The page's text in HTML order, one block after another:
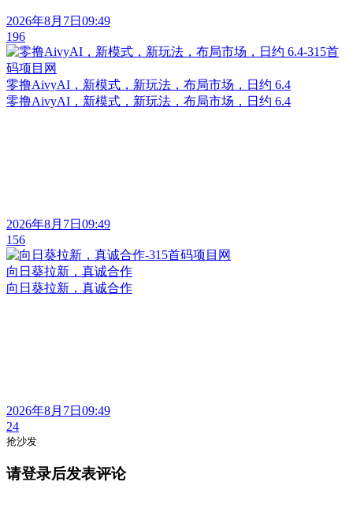
2026年8月7日09:49
196
零撸AivyAI，新模式，新玩法，布局市场，日约 6.4
零撸AivyAI，新模式，新玩法，布局市场，日约 6.4
2026年8月7日09:49
156
向日葵拉新，真诚合作
向日葵拉新，真诚合作
2026年8月7日09:49
24
抢沙发
请登录后发表评论